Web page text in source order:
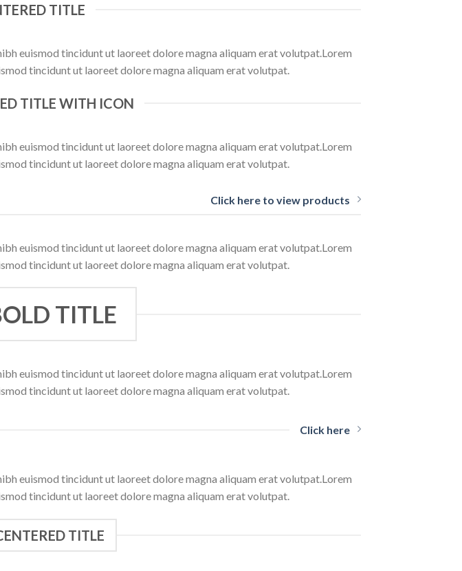
TITLE
euismod tincidunt ut laoreet dolore magna aliquam erat volutpat.Lorem
tincidunt ut laoreet dolore magna aliquam erat volutpat.
TITLE WITH ICON
euismod tincidunt ut laoreet dolore magna aliquam erat volutpat.Lorem
tincidunt ut laoreet dolore magna aliquam erat volutpat.
Click here to view products
euismod tincidunt ut laoreet dolore magna aliquam erat volutpat.Lorem
tincidunt ut laoreet dolore magna aliquam erat volutpat.
TITLE
euismod tincidunt ut laoreet dolore magna aliquam erat volutpat.Lorem
tincidunt ut laoreet dolore magna aliquam erat volutpat.
Click here
euismod tincidunt ut laoreet dolore magna aliquam erat volutpat.Lorem
tincidunt ut laoreet dolore magna aliquam erat volutpat.
TITLE